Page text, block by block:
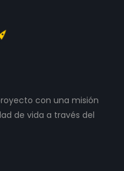
con una misión
de vida a través del